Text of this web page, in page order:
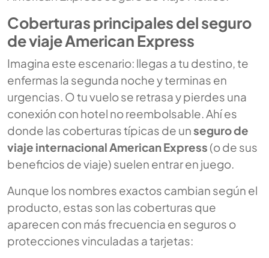
Coberturas principales del seguro
de viaje American Express
Imagina este escenario: llegas a tu destino, te
enfermas la segunda noche y terminas en
urgencias. O tu vuelo se retrasa y pierdes una
conexión con hotel no reembolsable. Ahí es
donde las coberturas típicas de unseguro de
viaje internacional American Express (o de sus
beneficios de viaje) suelen entrar en juego.
Aunque los nombres exactos cambian según el
producto, estas son las coberturas que
aparecen con más frecuencia en seguros o
protecciones vinculadas a tarjetas: